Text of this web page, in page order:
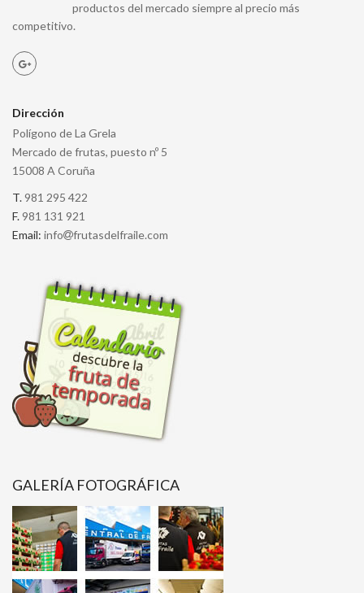
productos del mercado siempre al precio más
competitivo.
Dirección
Polígono de La Grela
Mercado de frutas, puesto nº 5
15008 A Coruña
T.981 295 422
F.981 131 921
Email: info frutasdelfraile.com
GALERÍA FOTOGRÁFICA